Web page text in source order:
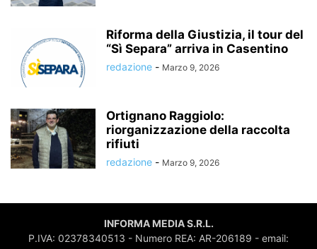
Riforma della Giustizia, il tour del
“Sì Separa” arriva in Casentino
redazione - Marzo 9, 2026
Ortignano Raggiolo:
riorganizzazione della raccolta
rifiuti
redazione - Marzo 9, 2026
INFORMA MEDIA S.R.L.
P.IVA: 02378340513 - Numero REA: AR-206189 - email: